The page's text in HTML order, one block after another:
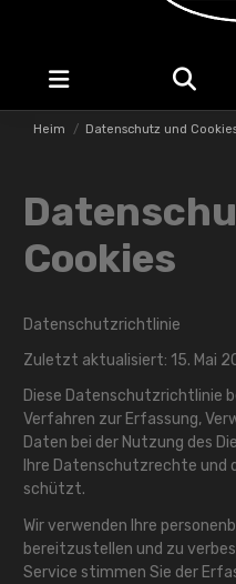
Heim Datenschutz und
Cookies
Datenschutzrichtlinie
Zuletzt aktualisiert: 15. Mai
Diese Datenschutzrichtlinie
Verfahren zur Erfassung,
Daten bei der Nutzung des
Ihre Datenschutzrechte und
schützt.
Wir verwenden Ihre
bereitzustellen und zu
Service stimmen Sie der